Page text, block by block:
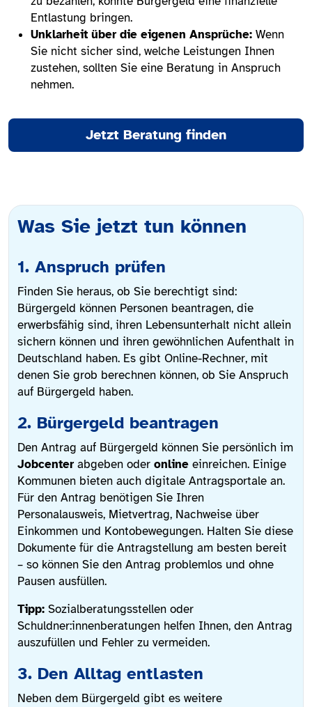
Entlastung bringen.
Unklarheit über die eigenen Ansprüche: Wenn
Sie nicht sicher sind, welche Leistungen Ihnen
zustehen, sollten Sie eine Beratung in Anspruch
nehmen.
Jetzt Beratung finden
Was Sie jetzt tun können
1. Anspruch prüfen
Finden Sie heraus, ob Sie berechtigt sind:
Bürgergeld können Personen beantragen, die
erwerbsfähig sind, ihren Lebensunterhalt nicht allein
sichern können und ihren gewöhnlichen Aufenthalt in
Deutschland haben. Es gibt Online-Rechner, mit
denen Sie grob berechnen können, ob Sie Anspruch
auf Bürgergeld haben.
2. Bürgergeld beantragen
Den Antrag auf Bürgergeld können Sie persönlich im
Jobcenter abgeben oder online einreichen. Einige
Kommunen bieten auch digitale Antragsportale an.
Für den Antrag benötigen Sie Ihren
Personalausweis, Mietvertrag, Nachweise über
Einkommen und Kontobewegungen. Halten Sie diese
Dokumente für die Antragstellung am besten bereit
– so können Sie den Antrag problemlos und ohne
Pausen ausfüllen.
Tipp: Sozialberatungsstellen oder
Schuldner:innenberatungen helfen Ihnen, den Antrag
auszufüllen und Fehler zu vermeiden.
3. Den Alltag entlasten
Neben dem Bürgergeld gibt es weitere